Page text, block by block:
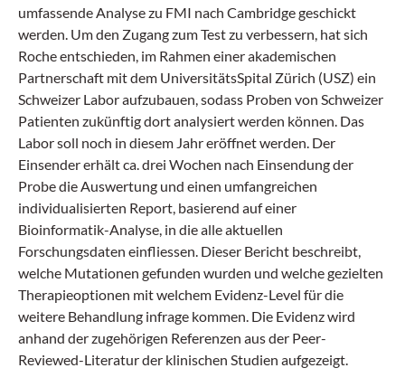
umfassende Analyse zu FMI nach Cambridge geschickt
werden. Um den Zugang zum Test zu verbessern, hat sich
Roche entschieden, im Rahmen einer akademischen
Partnerschaft mit dem UniversitätsSpital Zürich (USZ) ein
Schweizer Labor aufzubauen, sodass Proben von Schweizer
Patienten zukünftig dort analysiert werden können. Das
Labor soll noch in diesem Jahr eröffnet werden. Der
Einsender erhält ca. drei Wochen nach Einsendung der
Probe die Auswertung und einen umfangreichen
individualisierten Report, basierend auf einer
Bioinformatik-Analyse, in die alle aktuellen
Forschungsdaten einfliessen. Dieser Bericht beschreibt,
welche Mutationen gefunden wurden und welche gezielten
Therapieoptionen mit welchem Evidenz-Level für die
weitere Behandlung infrage kommen. Die Evidenz wird
anhand der zugehörigen Referenzen aus der Peer-
Reviewed-Literatur der klinischen Studien aufgezeigt.